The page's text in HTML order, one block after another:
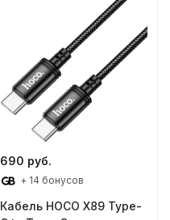
690 руб.
+ 14 бонусов
Кабель HOCO X89 Type-